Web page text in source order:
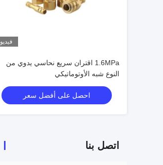
فيديو
1.6MPa اقتران سريع نحاسي يدوي من
النوع شبه الأوتوماتيكي
احصل على أفضل سعر
اتصل بنا